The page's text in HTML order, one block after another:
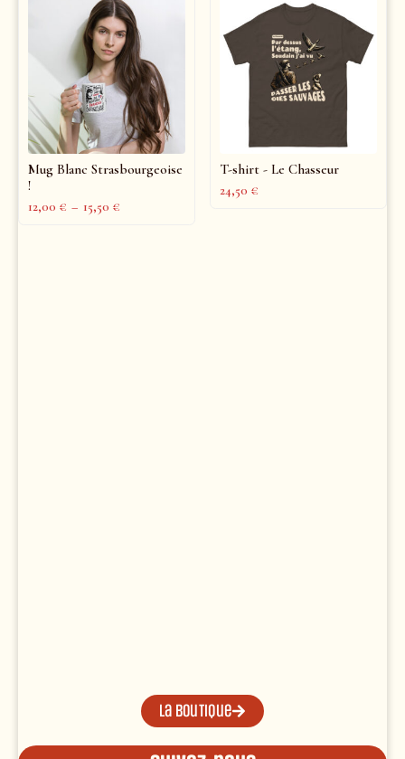
Mug Blanc Strasbourgeoise
!
12,00 € – 15,50 €
T-shirt - Le Chasseur
24,50 €
La boutique